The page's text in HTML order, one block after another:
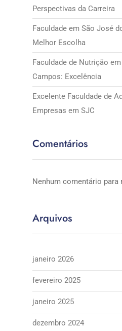
Perspectivas da Carreira
Faculdade em São José
Melhor Escolha
Faculdade de Nutrição
Campos: Excelência
Excelente Faculdade de
Empresas em SJC
Comentários
Nenhum comentário para
Arquivos
janeiro 2026
fevereiro 2025
janeiro 2025
dezembro 2024